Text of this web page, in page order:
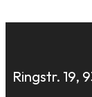
Ringstr. 19,